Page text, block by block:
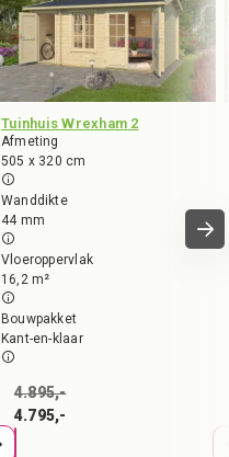
Tuinhuis Wrexham 2
Afmeting
505 x 320 cm
Wanddikte
44 mm
Vloeroppervlak
16,2 m²
Bouwpakket
Kant-en-klaar
4.895,-
4.795,-